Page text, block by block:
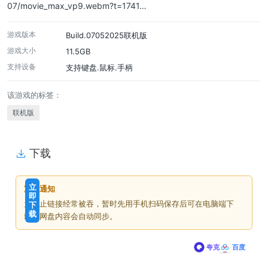
07/movie_max_vp9.webm?t=1741…
游戏版本 Build.07052025联机版
游戏大小 11.5GB
支持设备 支持键盘.鼠标.手柄
该游戏的标签：
联机版
下载
夸克 百度
下
载
价
格
免
费
立
即
下
载
重要通知
为防止链接经常被吞，暂时先用手机扫码保存后可在电脑端下
载，网盘内容会自动同步。